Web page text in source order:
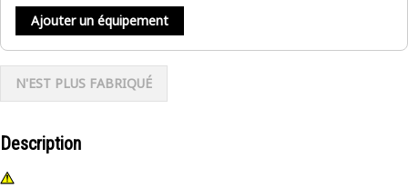
Ajouter un équipement
N'EST PLUS FABRIQUÉ
Description